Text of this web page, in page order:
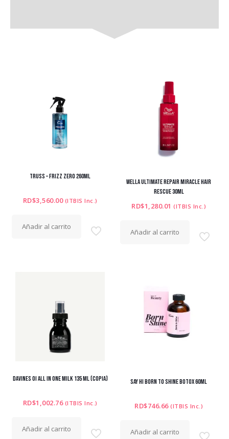
TRUSS – FRIZZ ZERO 260ML
RD$3,560.00 (ITBIS Inc.)
Añadir al carrito
WELLA ULTIMATE REPAIR MIRACLE HAIR
RESCUE 30ML
RD$1,280.01 (ITBIS Inc.)
Añadir al carrito
DAVINES OI ALL IN ONE MILK 135 ML (copia)
RD$1,002.76 (ITBIS Inc.)
Añadir al carrito
SAY HI BORN TO SHINE BOTOX 60ML
RD$746.66 (ITBIS Inc.)
Añadir al carrito